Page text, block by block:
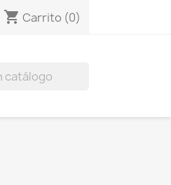
shopping_cart Carrito (0)